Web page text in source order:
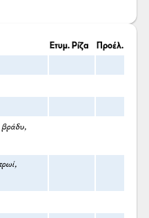
Ετυμ. Ρίζα Προέλ.
βράδυ,